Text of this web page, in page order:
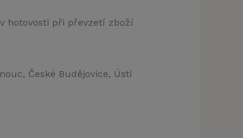
hotovosti při převzetí zboží
České Budějovice, Ústí